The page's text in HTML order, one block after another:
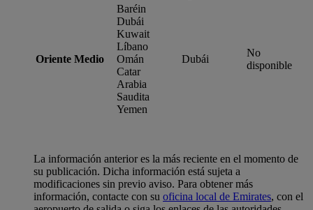
Oriente Medio
Baréin
Dubái
Kuwait
Líbano
Omán
Catar
Arabia
Saudita
Yemen
Dubái
No
disponible
La información anterior es la más reciente en el momento de
su publicación. Dicha información está sujeta a
modificaciones sin previo aviso. Para obtener más
información, contacte con su oficina local de Emirates, con el